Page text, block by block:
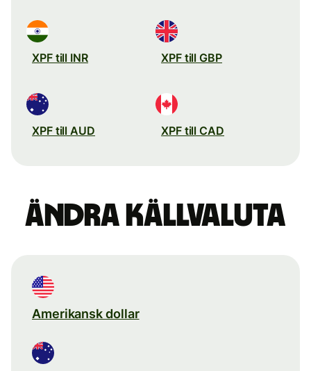
XPF till INR XPF till GBP
XPF till AUD XPF till CAD
Ändra källvaluta
Amerikansk dollar